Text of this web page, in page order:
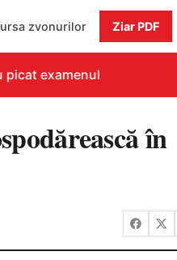
zvonurilor Ziar PDF
examenul
în